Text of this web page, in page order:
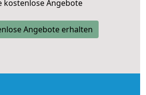
kostenlose Angebote
Angebote erhalten